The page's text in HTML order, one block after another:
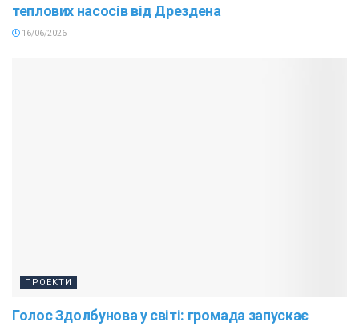
теплових насосів від Дрездена
16/06/2026
ПРОЕКТИ
Голос Здолбунова у світі: громада запускає